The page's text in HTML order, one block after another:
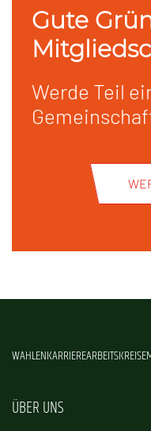
Gute
Werde Teil
WAHLENKARRIEREARBEITSKREISE
ÜBER UNS